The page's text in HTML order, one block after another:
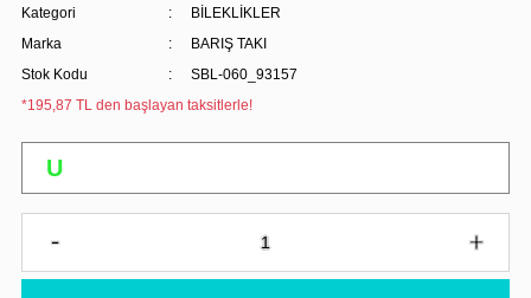
Kategori
BİLEKLİKLER
Marka
BARIŞ TAKI
Stok Kodu
SBL-060_93157
*195,87 TL den başlayan taksitlerle!